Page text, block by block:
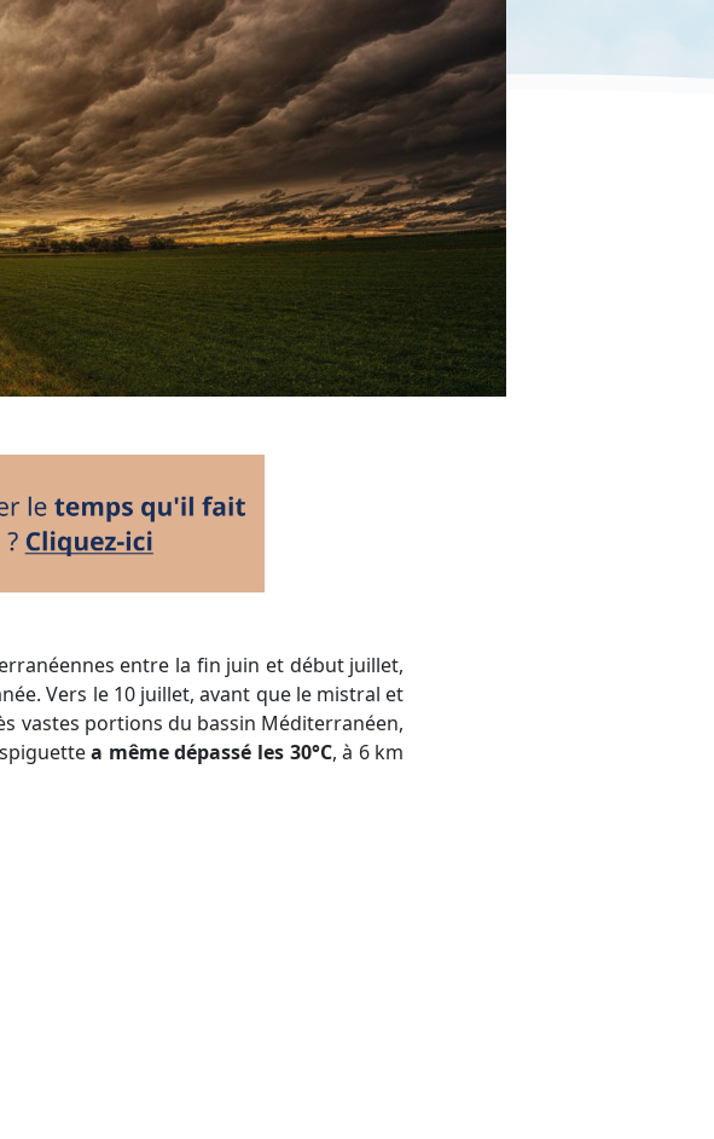
Vers le 10 juillet, avant que le mistral et
vastes portions du bassin Méditerranéen,
a même dépassé les 30°C, à 6 km